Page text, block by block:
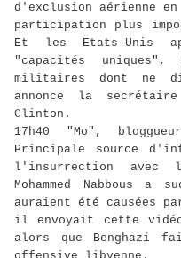
d'exclusion aérienne
participation plus
Et les Etats-Unis
"capacités
militaires dont ne
annonce la
Clinton.
17h40 "Mo",
Principale source
l'insurrection avec
Mohammed Nabbous a
auraient été causées
il envoyait cette
alors que Benghazi